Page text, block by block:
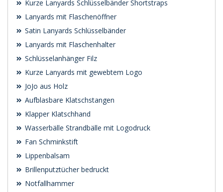
Kurze Lanyards Schlüsselbänder Shortstraps
Lanyards mit Flaschenöffner
Satin Lanyards Schlüsselbänder
Lanyards mit Flaschenhalter
Schlüsselanhänger Filz
Kurze Lanyards mit gewebtem Logo
JoJo aus Holz
Aufblasbare Klatschstangen
Klapper Klatschhand
Wasserbälle Strandbälle mit Logodruck
Fan Schminkstift
Lippenbalsam
Brillenputztücher bedruckt
Notfallhammer